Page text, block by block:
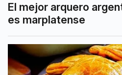
El mejor arquero
es marplatense